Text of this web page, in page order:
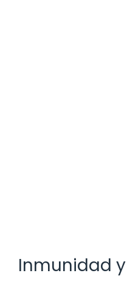
Inmunidad